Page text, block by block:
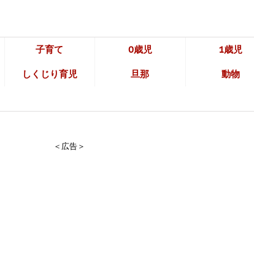
子育て 0歳児 1歳児
しくじり育児 旦那 動物
＜広告＞